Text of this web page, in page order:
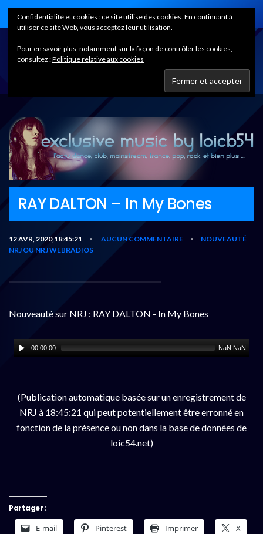
Home
RAY DALTON – In My Bones
12 AVR, 2020,18:45:21 • AUCUN COMMENTAIRE •
NOUVEAUTÉ
NRJ OU NRJ WEBRADIOS
Nouveauté sur NRJ : RAY DALTON - In My Bones
00:00:00 NaN:NaN
(Publication automatique basée sur un enregistrement de
NRJ à 18:45:21 qui peut potentiellement être erronné en
fonction de la présence ou non dans la base de données de
loic54.net)
Partager :
E-mail Pinterest Imprimer X
Confidentialité et cookies : ce site utilise des cookies. En continuant à
utiliser ce site Web, vous acceptez leur utilisation.
Pour en savoir plus, notamment sur la façon de contrôler les cookies,
consultez :Politique relative aux cookies